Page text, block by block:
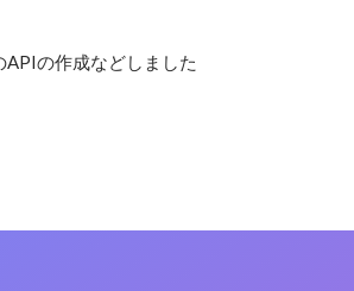
の作成などしました